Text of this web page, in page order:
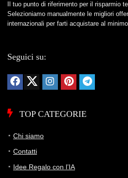
Il tuo punto di riferimento per il risparmio
Selezioniamo manualmente le migliori
internazionali per farti acquistare al
Seguici su:
TOP CATEGORIE
Chi siamo
Contatti
Idee Regalo con l’IA